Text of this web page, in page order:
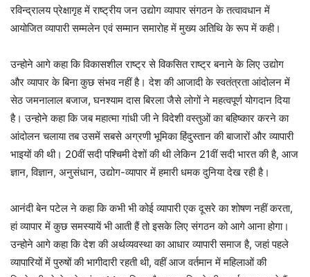
रविन्द्रालय प्रेक्षागृह में राष्ट्रीय जन उद्योग व्यापार संगठन के तत्वावधान में
आयोजित व्यापारी सम्मलेन एवं सम्मान समारोह में मुख्य अतिथि के रूप में कही।
उन्होने आगे कहा कि विकासशील राष्ट्र से विकसित राष्ट्र बनाने के लिए उद्योग
और व्यापार के बिना कुछ संभव नहीं है। देश की आजादी के स्वतंत्रता आंदोलन में
सेठ जमनालाल बजाज, घनश्याम दास बिरला जैसे लोगों ने महत्वपूर्ण योगदान दिया
है। उन्होने कहा कि जब महात्मा गांधी जी ने विदेशी वस्तुओं का बहिष्कार करने का
आंदोलन चलाया तब उसमें सबसे अग्रणी भूमिका हिंदुस्तान की बाजारों और व्यापारी
भाइयों की थी। 20वीं सदी पश्चिमी देशों की थी लेकिन 21वीं सदी भारत की है, आज
ज्ञान, विज्ञान, अनुसंधान, उद्योग-व्यापार में हमारी धमक दुनिया देख रही है।
आनंदी बेन पटेल ने कहा कि कभी भी कोई व्यापारी एक दूसरे का शोषण नहीं करता,
हां व्यापार में कुछ समस्यायें भी आती हैं तो इसके लिए संगठन को आगे आना होगा।
उन्होने आगे कहा कि देश की अर्थव्यवस्था का आधार व्यापारी समाज है, जहां पहले
व्यापारियों में पुरुषों की भागीदारी रहती थी, वहीं आज वर्तमान में महिलाओं की